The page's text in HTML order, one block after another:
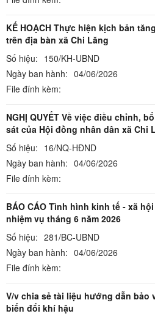
KẾ HOẠCH Thực hiện kịch bản
trên địa bàn xã Chi Lăng
Số hiệu: 150/KH-UBND
Ngày ban hành: 04/06/2026
File đính kèm:
NGHỊ QUYẾT Về việc điều chỉnh,
sát của Hội đồng nhân dân xã Chi
Số hiệu: 16/NQ-HĐND
Ngày ban hành: 04/06/2026
File đính kèm:
BÁO CÁO Tình hình kinh tế - xã
nhiệm vụ tháng 6 năm 2026
Số hiệu: 281/BC-UBND
Ngày ban hành: 04/06/2026
File đính kèm:
V/v chia sẻ tài liệu hướng dẫn bảo
biến đổi khí hậu